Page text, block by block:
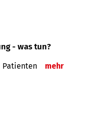
- was tun?
Patienten mehr